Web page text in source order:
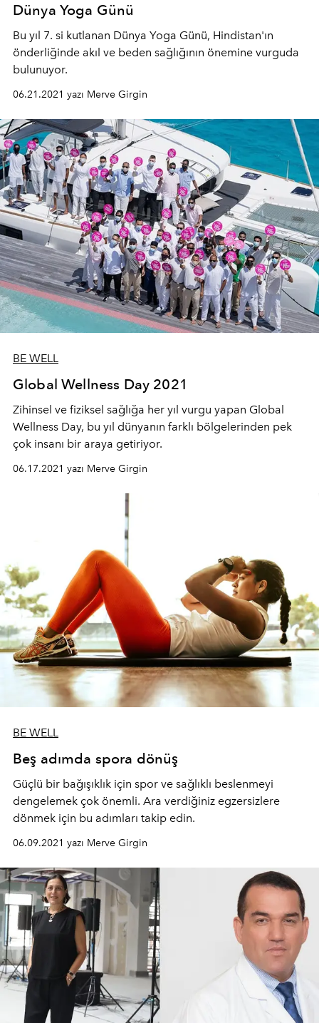
Dünya Yoga Günü
Bu yıl 7. si kutlanan Dünya Yoga Günü, Hindistan'ın
önderliğinde akıl ve beden sağlığının önemine vurguda
bulunuyor.
06.21.2021 yazı Merve Girgin
BE WELL
Global Wellness Day 2021
Zihinsel ve fiziksel sağlığa her yıl vurgu yapan Global
Wellness Day, bu yıl dünyanın farklı bölgelerinden pek
çok insanı bir araya getiriyor.
06.17.2021 yazı Merve Girgin
BE WELL
Beş adımda spora dönüş
Güçlü bir bağışıklık için spor ve sağlıklı beslenmeyi
dengelemek çok önemli. Ara verdiğiniz egzersizlere
dönmek için bu adımları takip edin.
06.09.2021 yazı Merve Girgin